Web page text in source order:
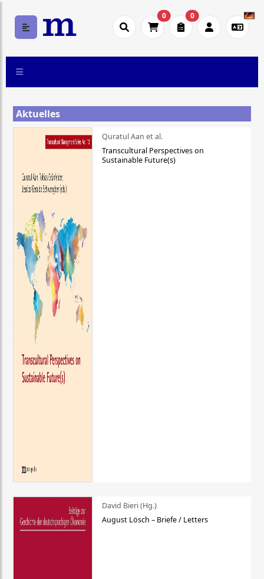
0 0
Aktuelles
Quratul Aan et al.
Transcultural Perspectives on
Sustainable Future(s)
David Bieri (Hg.)
August Lösch – Briefe / Letters